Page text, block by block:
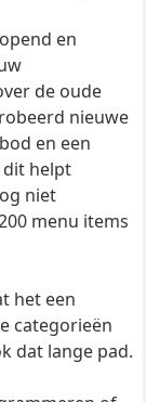
en
de oude
nieuwe
en een
dit helpt
niet
menu items
het een
categorieën
dat lange pad.